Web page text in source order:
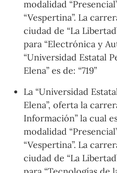
modalidad
“Vespertina”. La
ciudad de “La
para “Electrónica y
“Universidad Estatal
Elena” es de: “719”
La “Universidad
Elena”, oferta la
Información” la cual
modalidad
“Vespertina”. La
ciudad de “La